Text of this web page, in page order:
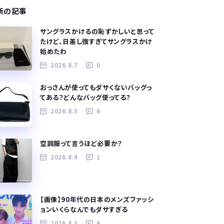
の記事
サングラスかけるの恥ずかしいと思って
たけど、日差し強すぎてサングラスかけ
始めたわ
2026.8.7 0
おっさんが使ってもダサくないバッグっ
てある？どんなバッグ使ってる？
2026.8.5 6
空調服って言うほど必要か？
2026.8.4 1
【画像】90年代の日本のメンズファッシ
ョンいくらなんでもダサすぎる